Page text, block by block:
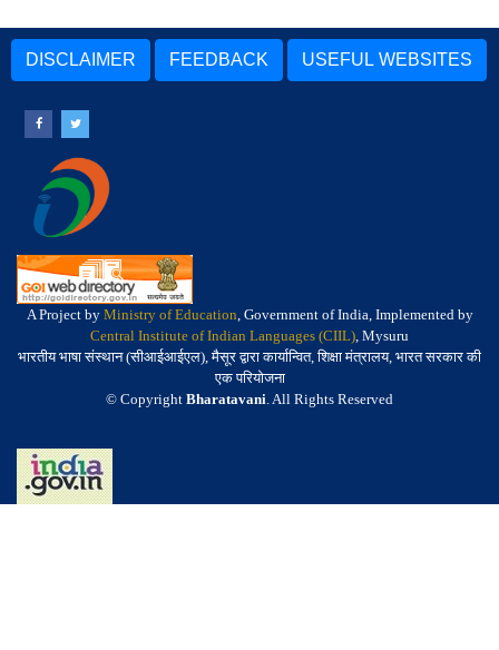
DISCLAIMER FEEDBACK USEFUL WEBSITES
A Project by Ministry of Education, Government of India, Implemented by
Central Institute of Indian Languages (CIIL), Mysuru
भारतीय भाषा संस्थान (सीआईआईएल), मैसूर द्वारा कार्यान्वित, शिक्षा मंत्रालय, भारत सरकार की
एक परियोजना
© Copyright Bharatavani. All Rights Reserved